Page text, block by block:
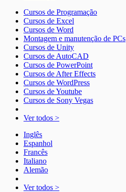
Cursos de Programação
Cursos de Excel
Cursos de Word
Montagem e manutenção de PCs
Cursos de Unity
Cursos de AutoCAD
Cursos de PowerPoint
Cursos de After Effects
Cursos de WordPress
Cursos de Youtube
Cursos de Sony Vegas
Ver todos >
Inglês
Espanhol
Francês
Italiano
Alemão
Ver todos >